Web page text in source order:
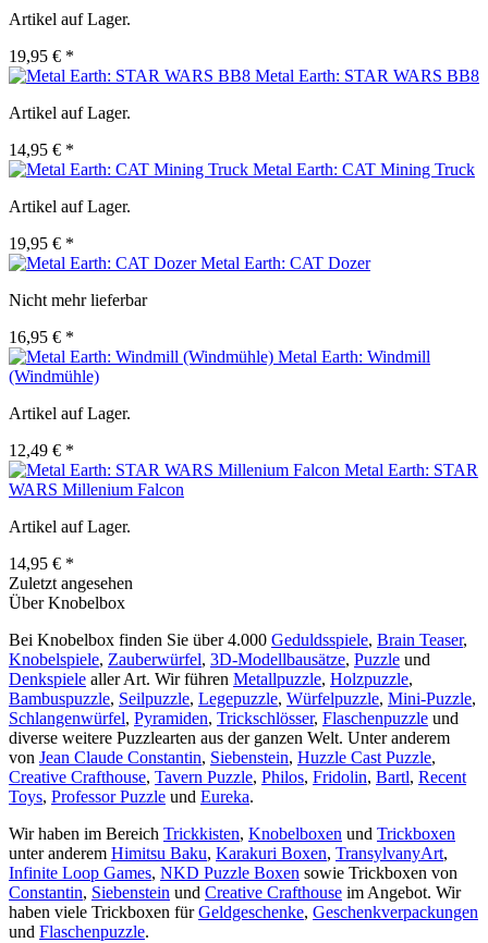
Artikel auf Lager.
19,95 € *
Metal Earth: STAR WARS BB8
Artikel auf Lager.
14,95 € *
Metal Earth: CAT Mining Truck
Artikel auf Lager.
19,95 € *
Metal Earth: CAT Dozer
Nicht mehr lieferbar
16,95 € *
Metal Earth: Windmill
(Windmühle)
Artikel auf Lager.
12,49 € *
Metal Earth: STAR
WARS Millenium Falcon
Artikel auf Lager.
14,95 € *
Zuletzt angesehen
Über Knobelbox
Bei Knobelbox finden Sie über 4.000 Geduldsspiele, Brain Teaser,
Knobelspiele, Zauberwürfel, 3D-Modellbausätze, Puzzle und
Denkspiele aller Art. Wir führen Metallpuzzle, Holzpuzzle,
Bambuspuzzle, Seilpuzzle, Legepuzzle, Würfelpuzzle, Mini-Puzzle,
Schlangenwürfel, Pyramiden, Trickschlösser, Flaschenpuzzle und
diverse weitere Puzzlearten aus der ganzen Welt. Unter anderem
von Jean Claude Constantin, Siebenstein, Huzzle Cast Puzzle,
Creative Crafthouse, Tavern Puzzle, Philos, Fridolin, Bartl, Recent
Toys, Professor Puzzle und Eureka.
Wir haben im Bereich Trickkisten, Knobelboxen und Trickboxen
unter anderem Himitsu Baku, Karakuri Boxen, TransylvanyArt,
Infinite Loop Games, NKD Puzzle Boxen sowie Trickboxen von
Constantin, Siebenstein und Creative Crafthouse im Angebot. Wir
haben viele Trickboxen fürGeldgeschenke, Geschenkverpackungen
und Flaschenpuzzle.